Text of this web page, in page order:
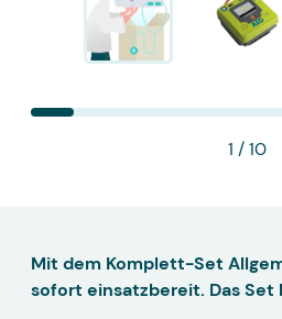
1 / 10
Mit dem Komplett-Set
sofort einsatzbereit. Das Set